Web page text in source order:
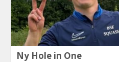
Ny Hole in One